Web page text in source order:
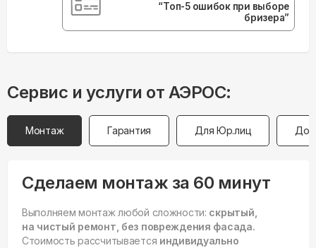
“Топ-5 ошибок при выборе
бризера”
Сервис и услуги от АЭРОС:
Монтаж Гарантия Для Юр.лиц
Сделаем монтаж за 60 минут
Выполняем монтаж любой сложности: скрытый,
на чистый ремонт, без повреждения фасада.
Стоимость рассчитывается индивидуально